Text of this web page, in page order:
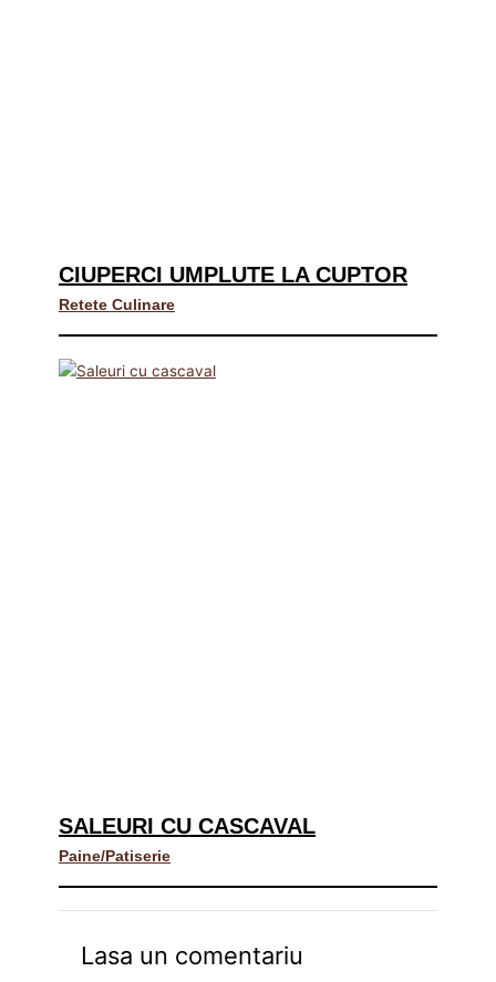
CIUPERCI UMPLUTE LA CUPTOR
Retete Culinare
SALEURI CU CASCAVAL
Paine/Patiserie
Lasa un comentariu